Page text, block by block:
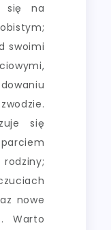
się na
swoimi
się
nowe
Warto